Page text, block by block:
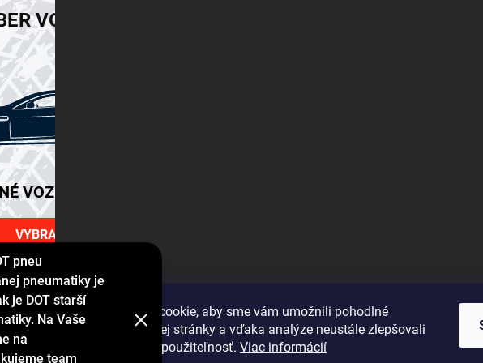
Používame súbory cookie, aby sme vám umožnili pohodlné
prehliadanie webovej stránky a vďaka analýze neustále zlepšovali
jej funkcie, výkon a použiteľnosť. Viac informácií
pneu
pneumatiky je
je DOT starší
Na Vaše
na
team
VOZIDLA
VOZIDLÁ SUV
VYBRAŤ